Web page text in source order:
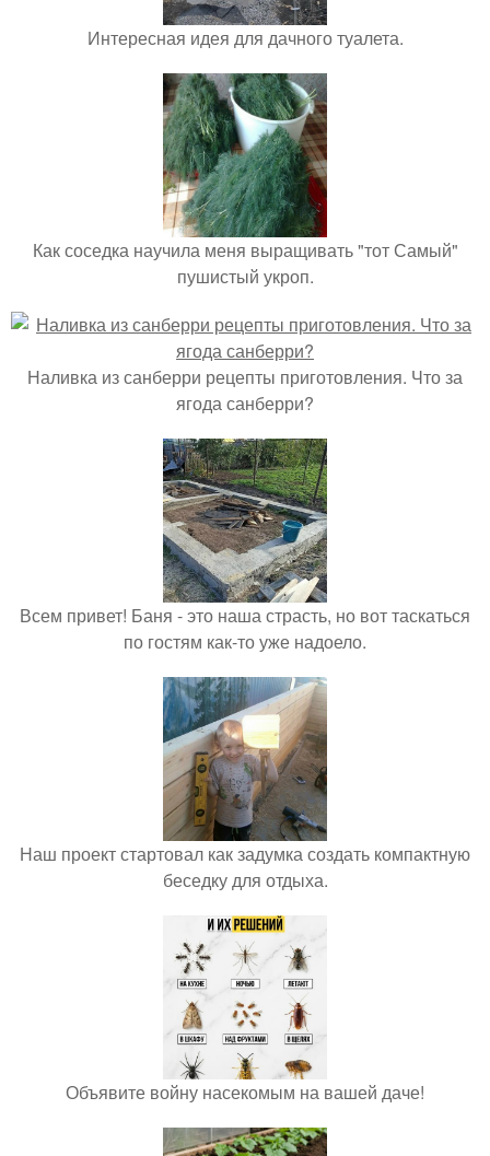
Интересная идея для дачного туалета.
Как соседка научила меня выращивать "тот Самый"
пушистый укроп.
Наливка из санберри рецепты приготовления. Что за
ягода санберри?
Всем привет! Баня - это наша страсть, но вот таскаться
по гостям как-то уже надоело.
Наш проект стартовал как задумка создать компактную
беседку для отдыха.
Объявите войну насекомым на вашей даче!